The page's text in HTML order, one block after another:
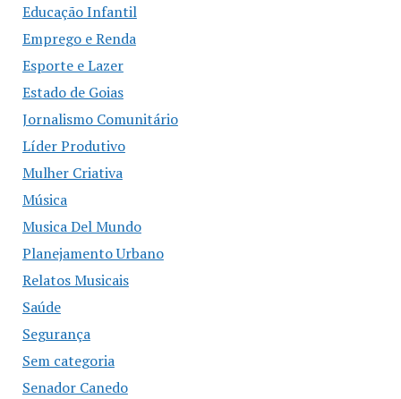
Educação Infantil
Emprego e Renda
Esporte e Lazer
Estado de Goias
Jornalismo Comunitário
Líder Produtivo
Mulher Criativa
Música
Musica Del Mundo
Planejamento Urbano
Relatos Musicais
Saúde
Segurança
Sem categoria
Senador Canedo